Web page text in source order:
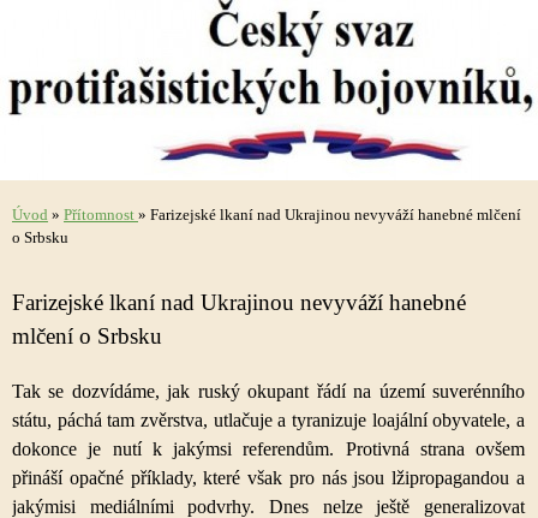
Úvod » Přítomnost » Farizejské lkaní nad Ukrajinou nevyváží hanebné mlčení
o Srbsku
Farizejské lkaní nad Ukrajinou nevyváží hanebné
mlčení o Srbsku
Tak se dozvídáme, jak ruský okupant řádí na území suverénního
státu, páchá tam zvěrstva, utlačuje a tyranizuje loajální obyvatele, a
dokonce je nutí k jakýmsi referendům. Protivná strana ovšem
přináší opačné příklady, které však pro nás jsou lžipropagandou a
jakýmisi mediálními podvrhy. Dnes nelze ještě generalizovat